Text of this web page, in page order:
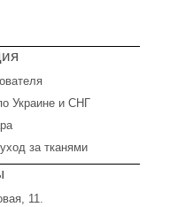
Украине и СНГ
за тканями
11.